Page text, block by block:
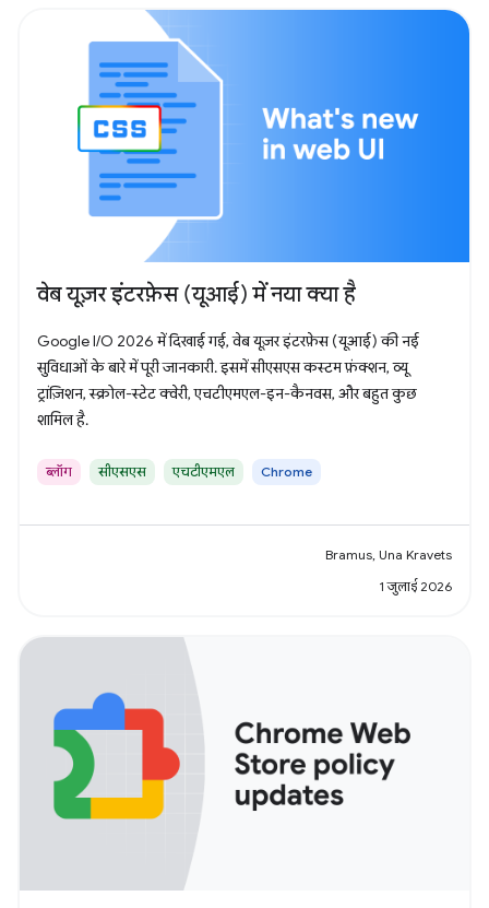
वेब यूज़र इंटरफ़ेस (यूआई) में नया क्या है
Google I/O 2026 में दिखाई गई, वेब यूज़र इंटरफ़ेस (यूआई) की नई
सुविधाओं के बारे में पूरी जानकारी. इसमें सीएसएस कस्टम फ़ंक्शन, व्यू
ट्रांज़िशन, स्क्रोल-स्टेट क्वेरी, एचटीएमएल-इन-कैनवस, और बहुत कुछ
शामिल है.
ब्लॉग सीएसएस एचटीएमएल Chrome
Bramus, Una Kravets
1 जुलाई 2026